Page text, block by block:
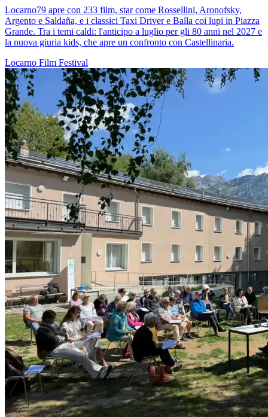
Locarno79 apre con 233 film, star come Rossellini, Aronofsky,
Argento e Saldaña, e i classici Taxi Driver e Balla coi lupi in Piazza
Grande. Tra i temi caldi: l'anticipo a luglio per gli 80 anni nel 2027 e
la nuova giuria kids, che apre un confronto con Castellinaria.
Locarno Film Festival